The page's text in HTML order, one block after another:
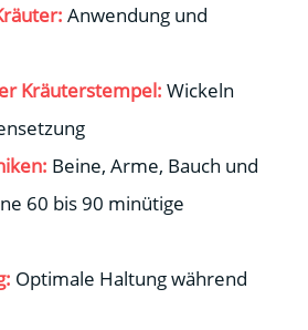
Anwendung und
Kräuterstempel: Wickeln
Beine, Arme, Bauch und
60 bis 90 minütige
Optimale Haltung während